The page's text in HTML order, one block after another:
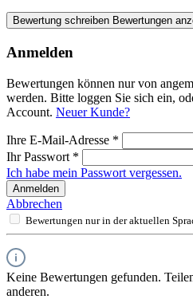
Bewertung schreiben Bewertungen
Anmelden
Bewertungen können nur von
werden. Bitte loggen Sie sich ein,
Account. Neuer Kunde?
Ihre E-Mail-Adresse *
Ihr Passwort *
Ich habe mein Passwort vergessen.
Anmelden
Abbrechen
Bewertungen nur in der aktuellen
Keine Bewertungen gefunden.
anderen.